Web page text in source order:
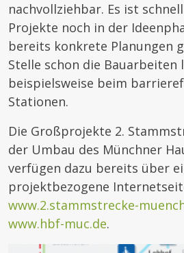
nachvollziehbar. Es ist
Projekte noch in der
bereits konkrete Planungen
Stelle schon die Bauarbeiten
beispielsweise beim
Stationen.
Die Großprojekte 2.
der Umbau des Münchner
verfügen dazu bereits über
projektbezogene
www.2.stammstrecke-
www.hbf-muc.de.